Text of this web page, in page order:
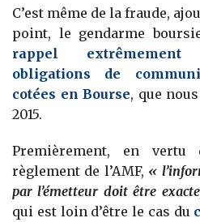
C’est même de la fraude,
point, le gendarme
rappel extrêmement
obligations de
cotées en Bourse, que
2015.
Premièrement, en vertu
règlement de l’AMF, «
par l’émetteur doit être
qui est loin d’être le cas du